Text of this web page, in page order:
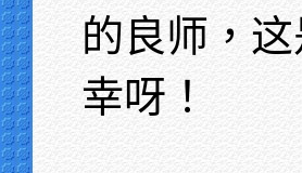
的良师，
幸呀！